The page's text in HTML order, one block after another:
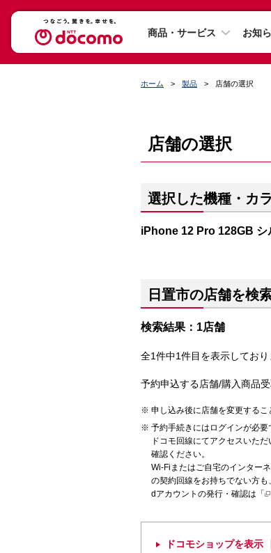
商品・サービス お知
ホーム 製品 店舗の選択
店舗の選択
選択した機種・カ
iPhone 12 Pro 128GB シ
日置市の店舗を検
検索結果：1店舗
全1件中1件目を表示してお
予約申込する店舗/購入商品
申し込み後に店舗を変更するこ
予約手続きにはログインが必要
ドコモ回線にてアクセスいた
確認ください。
Wi-Fiまたはご自宅のインター
の契約回線をお持ちでない方も
dアカウントの発行・確認は「
ドコモショップを表示